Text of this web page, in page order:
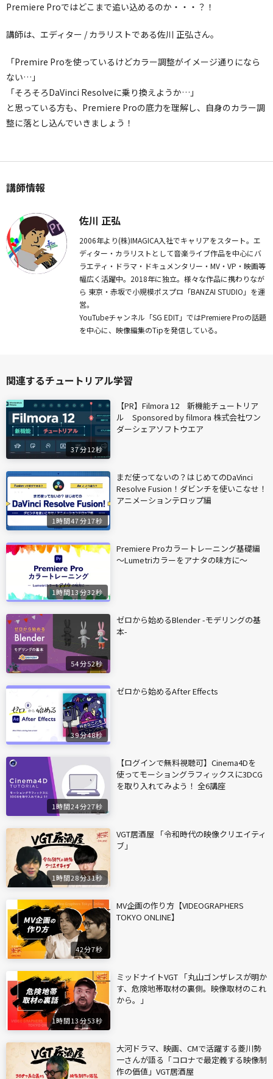
Premiere Proではどこまで追い込めるのか・・・？！
講師は、エディター / カラリストである佐川 正弘さん。
「Premire Proを使っているけどカラー調整がイメージ通りになら
ない…」
「そろそろDaVinci Resolveに乗り換えようか…」
と思っている方も、Premiere Proの底力を理解し、自身のカラー調
整に落とし込んでいきましょう！
講師情報
佐川 正弘
2006年より(株)IMAGICA入社でキャリアをスタート。エ
ディター・カラリストとして音楽ライブ作品を中心にバ
ラエティ・ドラマ・ドキュメンタリー・MV・VP・映画等
幅広く活躍中。2018年に独立。様々な作品に携わりなが
ら 東京・赤坂で小規模ポスプロ「BANZAI STUDIO」を運
営。
YouTubeチャンネル「SG EDIT」ではPremiere Proの話題
を中心に、映像編集のTipを発信している。
関連するチュートリアル学習
37分12秒
【PR】Filmora 12 新機能チュートリア
ル Sponsored by filmora 株式会社ワン
ダーシェアソフトウエア
1時間47分17秒
まだ使ってないの？はじめてのDaVinci
Resolve Fusion！ダビンチを使いこなせ！
アニメーションテロップ編
1時間13分32秒
Premiere Proカラートレーニング基礎編
〜Lumetriカラーをアナタの味方に〜
54分52秒
ゼロから始めるBlender -モデリングの基
本-
39分48秒
ゼロから始めるAfter Effects
1時間24分27秒
【ログインで無料視聴可】Cinema4Dを
使ってモーショングラフィックスに3DCG
を取り入れてみよう！ 全6講座
1時間28分31秒
VGT居酒屋 「令和時代の映像クリエイティ
ブ」
42分7秒
MV企画の作り方【VIDEOGRAPHERS
TOKYO ONLINE】
1時間13分53秒
ミッドナイトVGT 「丸山ゴンザレスが明か
す、危険地帯取材の裏側。映像取材のこれ
から。」
大河ドラマ、映画、CMで活躍する菱川勢
一さんが語る「コロナで最定義する映像制
作の価値」VGT居酒屋